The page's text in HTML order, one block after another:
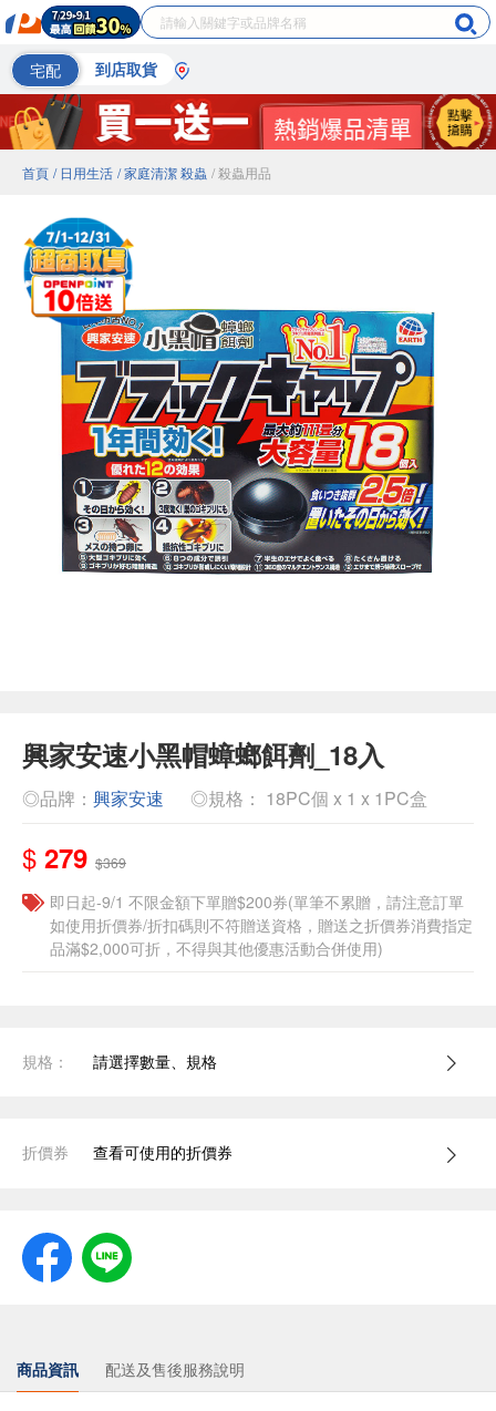
宅配 到店取貨
首頁 / 日用生活 / 家庭清潔 殺蟲 / 殺蟲用品
興家安速小黑帽蟑螂餌劑_18入
◎品牌： 興家安速 ◎規格： 18PC個 x 1 x 1PC盒
$ 279 $369
即日起-9/1 不限金額下單贈$200券(單筆不累贈，請注意訂單
如使用折價券/折扣碼則不符贈送資格，贈送之折價券消費指定
品滿$2,000可折，不得與其他優惠活動合併使用)
規格： 請選擇數量、規格
折價券 查看可使用的折價券
商品資訊 配送及售後服務說明